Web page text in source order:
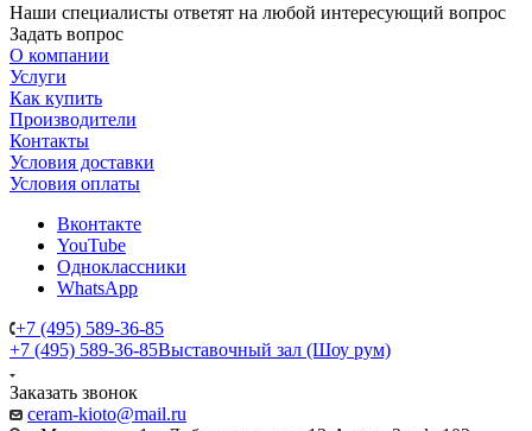
Наши специалисты ответят на любой интересующий вопрос
Задать вопрос
О компании
Услуги
Как купить
Производители
Контакты
Условия доставки
Условия оплаты
Вконтакте
YouTube
Одноклассники
WhatsApp
+7 (495) 589-36-85
+7 (495) 589-36-85Выставочный зал (Шоу рум)
Заказать звонок
ceram-kioto@mail.ru